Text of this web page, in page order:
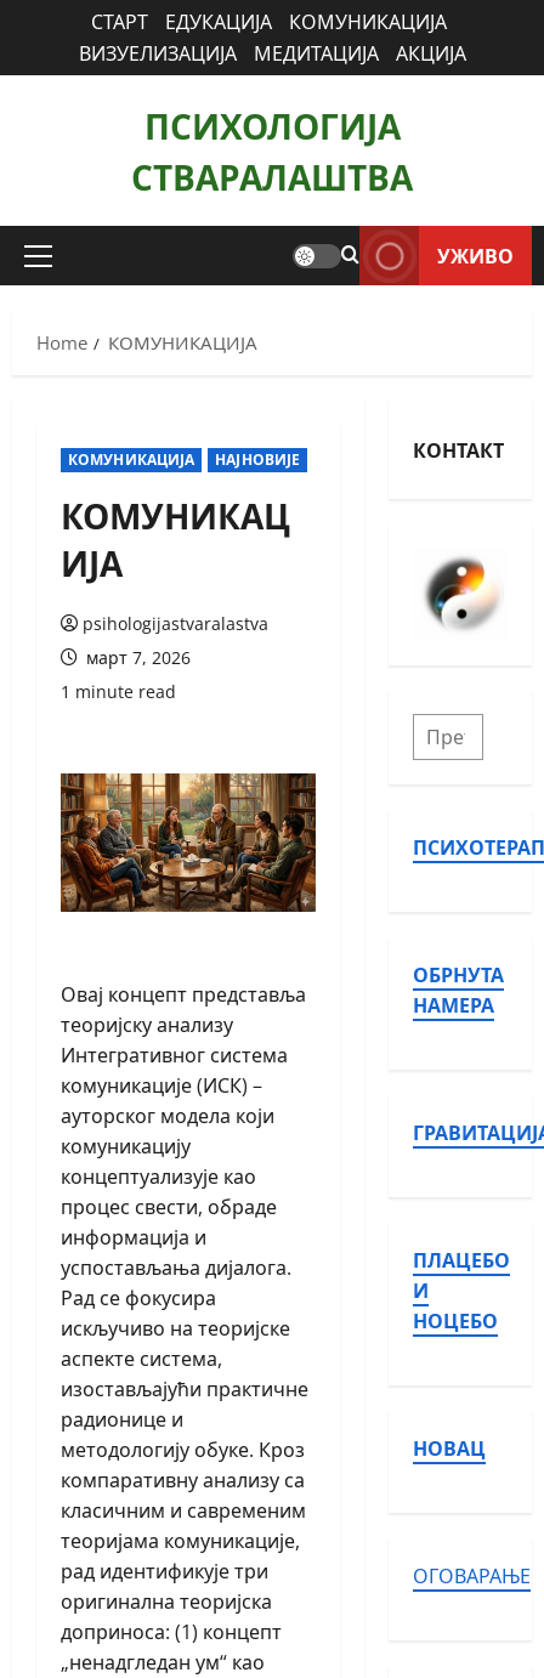
СТАРТ ЕДУКАЦИЈА
КОМУНИКАЦИЈА
ВИЗУЕЛИЗАЦИЈА
МЕДИТАЦИЈА АКЦИЈА
ПСИХОЛОГИЈА
СТВАРАЛАШТВА
УЖИВО
Home КОМУНИКАЦИЈА
КОМУНИКАЦИЈА НАЈНОВИЈЕ
КОМУНИКАЦ
ИЈА
psihologijastvaralastva
март 7, 2026
1 minute read
Овај концепт представља
теоријску анализу
Интегративног система
комуникације (ИСК) –
ауторског модела који
комуникацију
концептуализује као
процес свести, обраде
информација и
успостављања дијалога.
Рад се фокусира
искључиво на теоријске
аспекте система,
изостављајући практичне
радионице и
методологију обуке. Кроз
компаративну анализу са
класичним и савременим
теоријама комуникације,
рад идентификује три
оригинална теоријска
доприноса: (1) концепт
„ненадгледан ум“ као
КОНТАКТ
ОБРНУТА
НАМЕРА
ПЛАЦЕБО
И
НОЦЕБО
НОВАЦ
ОГОВАРАЊЕ